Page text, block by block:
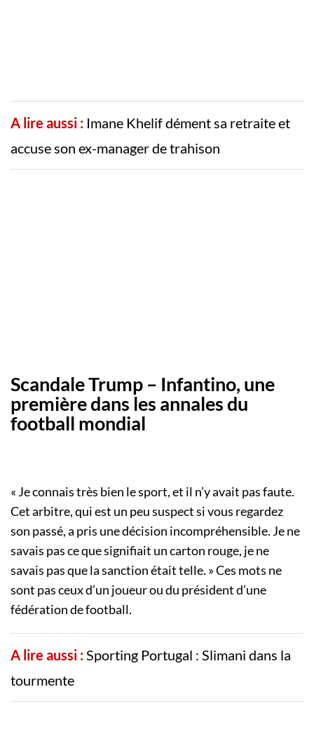
A lire aussi : Imane Khelif dément sa retraite et
accuse son ex-manager de trahison
Scandale Trump – Infantino, une
première dans les annales du
football mondial
« Je connais très bien le sport, et il n’y avait pas faute.
Cet arbitre, qui est un peu suspect si vous regardez
son passé, a pris une décision incompréhensible. Je ne
savais pas ce que signifiait un carton rouge, je ne
savais pas que la sanction était telle. » Ces mots ne
sont pas ceux d’un joueur ou du président d’une
fédération de football.
A lire aussi : Sporting Portugal : Slimani dans la
tourmente